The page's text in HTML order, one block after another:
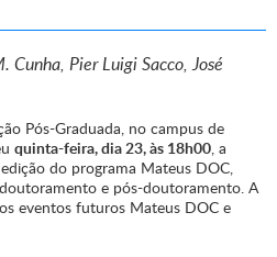
Cunha, Pier Luigi Sacco, José
Pós-Graduada, no campus de
quinta-feira, dia 23, às 18h00, a
do programa Mateus DOC,
e pós-doutoramento. A
eventos futuros Mateus DOC e